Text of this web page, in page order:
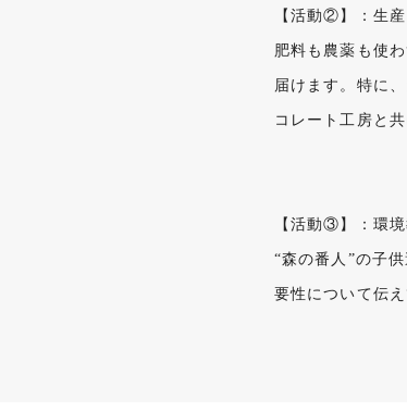
【活動②】：生
肥料も農薬も使
届けます。特に
コレート工房と
【活動③】：環
“森の番人”の子
要性について伝え